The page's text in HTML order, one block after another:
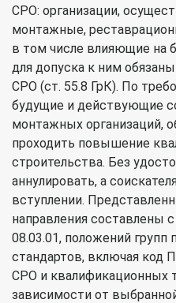
СРО: организации,
монтажные,
в том числе влияющие на
для допуска к ним
СРО (ст. 55.8 ГрК). По
будущие и действующие
монтажных организаций,
проходить повышение
строительства. Без
аннулировать, а
вступлении.
направления составлены
08.03.01, положений групп
стандартов, включая код
СРО и квалификационных
зависимости от